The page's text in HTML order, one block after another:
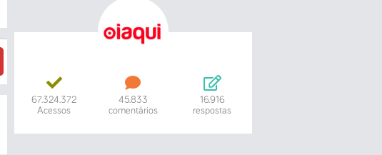
67.324.372
Acessos
45.833
comentários
16.916
respostas